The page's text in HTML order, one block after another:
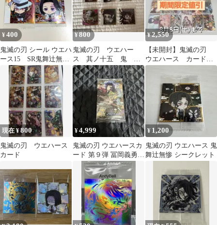
¥400
鬼滅の刃 シール ウエハ
ース15 SR鬼舞辻無惨
産屋敷耀哉
¥800
鬼滅の刃 ウエハー
ス 其ノ十五 鬼 童
磨 獪岳 猗窩座 鳴
女 憎珀天 シール
¥2,550
【未開封】鬼滅の刃
ウエハース カード
18種 セット
現在 ¥800
鬼滅の刃 ウエハース
カード
¥4,999
鬼滅の刃 ウエハースカ
ード 第９弾 冨岡義勇
¥ 1,200
鬼滅の刃 ウエハース 鬼
舞辻無惨 シークレット